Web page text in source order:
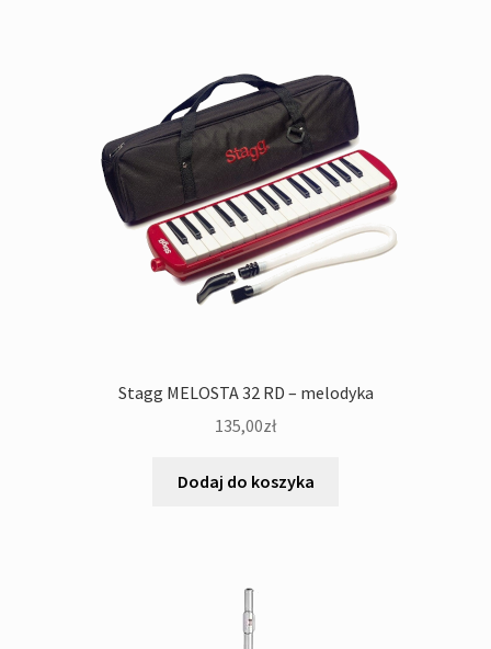
Stagg MELOSTA 32 RD – melodyka
135,00zł
Dodaj do koszyka